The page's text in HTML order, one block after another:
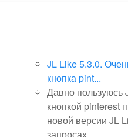
JL Like 5.3.0.
кнопка pint...
Давно пользуюсь
кнопкой pinterest
новой версии JL